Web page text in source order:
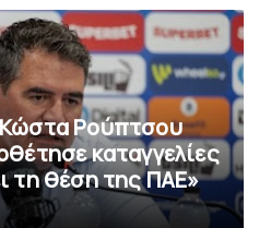
Ρούπτσου
καταγγελίες
τη θέση της ΠAΕ»